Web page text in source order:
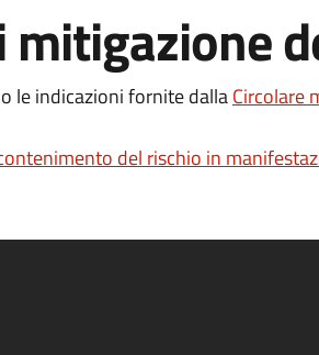
le indicazioni fornite dallaCircolare
del rischio in